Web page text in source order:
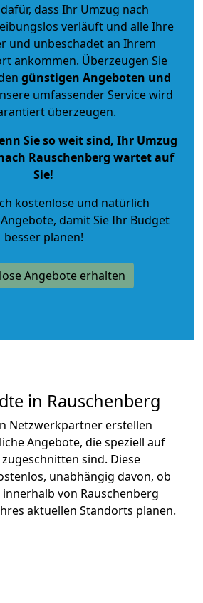
dass Ihr Umzug nach
verläuft und alle Ihre
und unbeschadet an Ihrem
ankommen. Überzeugen Sie
günstigen Angeboten und
umfassender Service wird
überzeugen.
Sie so weit sind, Ihr Umzug
Rauschenberg wartet auf
Sie!
kostenlose und natürlich
, damit Sie Ihr Budget
besser planen!
Angebote erhalten
in Rauschenberg
Netzwerkpartner erstellen
Angebote, die speziell auf
sind. Diese
unabhängig davon, ob
von Rauschenberg
aktuellen Standorts planen.